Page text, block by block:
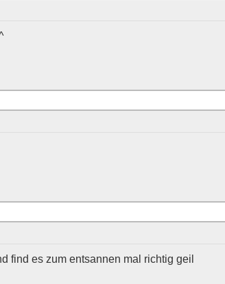
find es zum entsannen mal richtig geil